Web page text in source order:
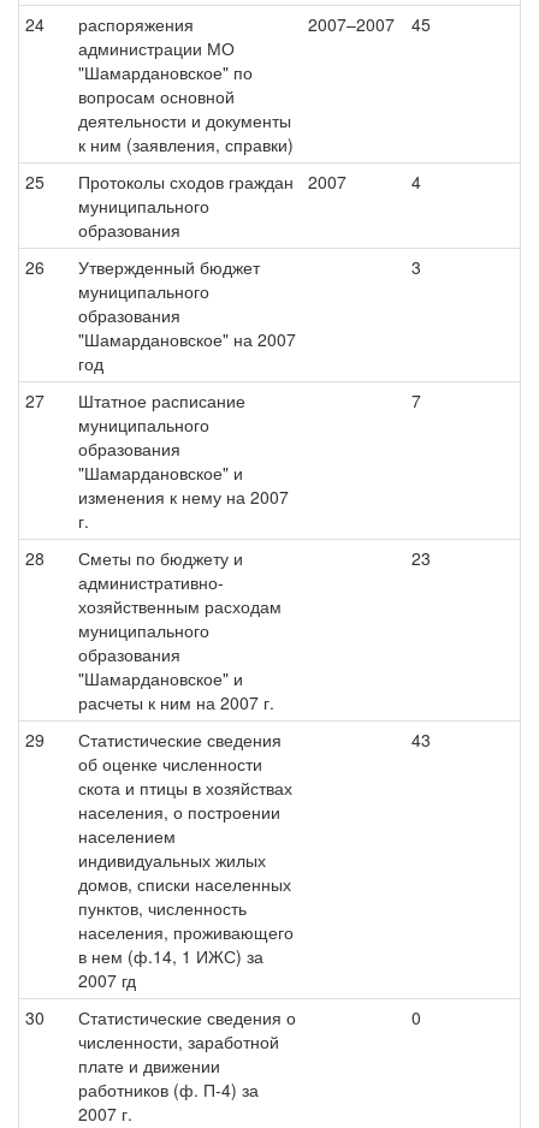
24
распоряжения
администрации МО
"Шамардановское" по
вопросам основной
деятельности и документы
к ним (заявления, справки)
2007–2007 45
25
Протоколы сходов граждан
муниципального
образования
2007 4
26
Утвержденный бюджет
муниципального
образования
"Шамардановское" на 2007
год
3
27
Штатное расписание
муниципального
образования
"Шамардановское" и
изменения к нему на 2007
г.
7
28
Сметы по бюджету и
административно-
хозяйственным расходам
муниципального
образования
"Шамардановское" и
расчеты к ним на 2007 г.
23
29
Статистические сведения
об оценке численности
скота и птицы в хозяйствах
населения, о построении
населением
индивидуальных жилых
домов, списки населенных
пунктов, численность
населения, проживающего
в нем (ф.14, 1 ИЖС) за
2007 гд
43
30
Статистические сведения о
численности, заработной
плате и движении
работников (ф. П-4) за
2007 г.
0